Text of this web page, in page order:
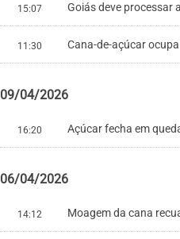
15:07 Goiás deve processar
11:30 Cana-de-açúcar
09/04/2026
16:20 Açúcar fecha em
06/04/2026
14:12 Moagem da cana